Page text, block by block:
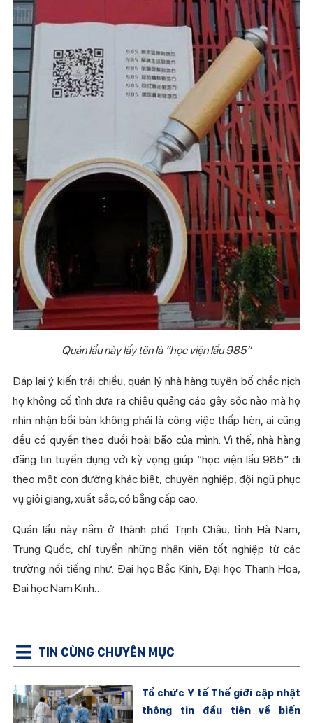
Quán lẩu này lấy tên là “học viện lẩu 985”
Đáp lại ý kiến trái chiều, quản lý nhà hàng tuyên bố chắc nịch
họ không cố tình đưa ra chiêu quảng cáo gây sốc nào mà họ
nhìn nhận bồi bàn không phải là công việc thấp hèn, ai cũng
đều có quyền theo đuổi hoài bão của mình. Vì thế, nhà hàng
đăng tin tuyển dụng với kỳ vọng giúp “học viện lẩu 985” đi
theo một con đường khác biệt, chuyên nghiệp, đội ngũ phục
vụ giỏi giang, xuất sắc, có bằng cấp cao.
Quán lẩu này nằm ở thành phố Trịnh Châu, tỉnh Hà Nam,
Trung Quốc, chỉ tuyển những nhân viên tốt nghiệp từ các
trường nổi tiếng như: Đại học Bắc Kinh, Đại học Thanh Hoa,
Đại học Nam Kinh…
TIN CÙNG CHUYÊN MỤC
Tổ chức Y tế Thế giới cập nhật
thông tin đầu tiên về biến